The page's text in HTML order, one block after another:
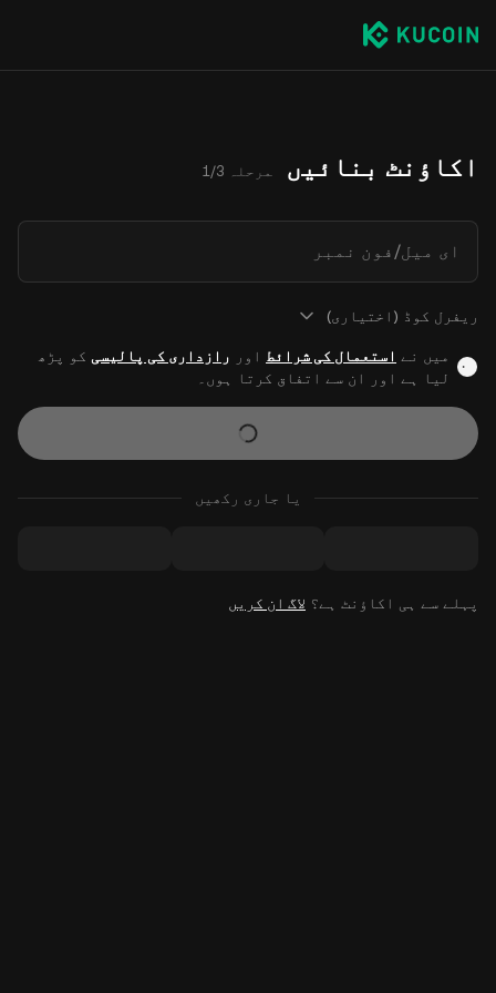
اکاؤنٹ بنائیں مرحلہ 1/3
ای میل/فون نمبر
ریفرل کوڈ (اختیاری)
میں نے استعمال کی شرائط اور رازداری کی پالیسی کو پڑھ
لیا ہے اور ان سے اتفاق کرتا ہوں۔
یا جاری رکھیں
پہلے سے ہی اکاؤنٹ ہے؟ لاگ ان کریں